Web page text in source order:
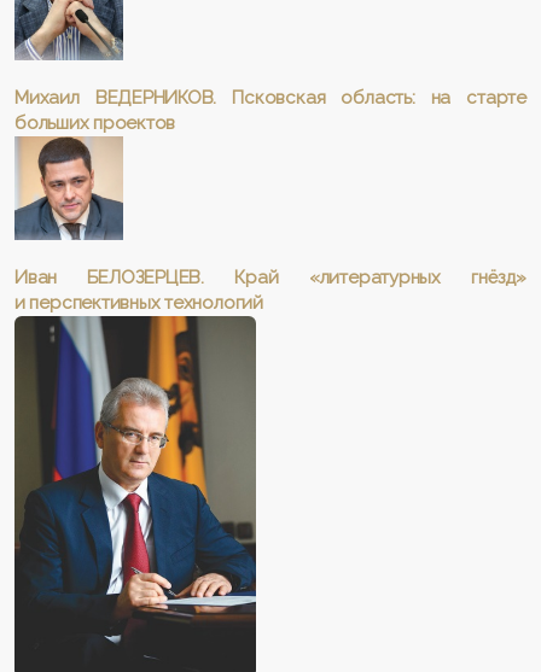
Михаил ВЕДЕРНИКОВ. Псковская область: на старте
больших проектов
Иван БЕЛОЗЕРЦЕВ. Край «литературных гнёзд»
и перспективных технологий